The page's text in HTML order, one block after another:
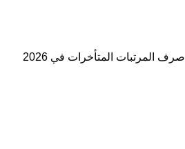
صرف المرتبات المتأخرات في 2026